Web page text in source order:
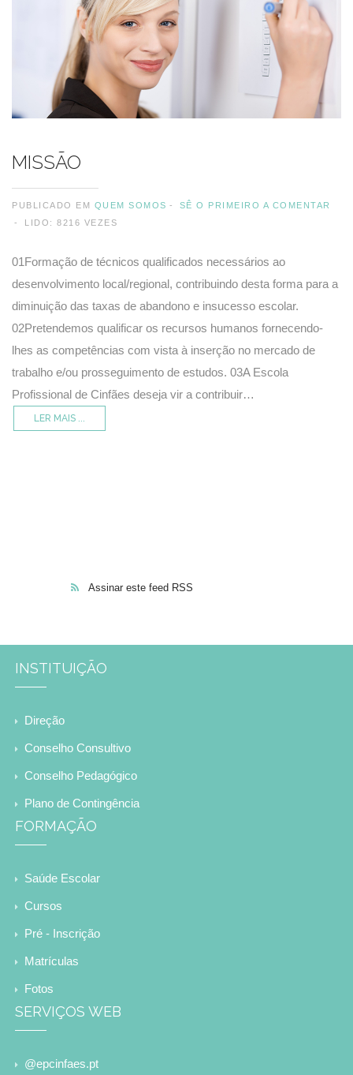
MISSÃO
PUBLICADO EM QUEM SOMOS
SÊ O PRIMEIRO A COMENTAR
LIDO: 8216 VEZES
01Formação de técnicos qualificados necessários ao
desenvolvimento local/regional, contribuindo desta forma para a
diminuição das taxas de abandono e insucesso escolar.
02Pretendemos qualificar os recursos humanos fornecendo-
lhes as competências com vista à inserção no mercado de
trabalho e/ou prosseguimento de estudos. 03A Escola
Profissional de Cinfães deseja vir a contribuir…
LER MAIS ...
Assinar este feed RSS
INSTITUIÇÃO
Direção
Conselho Consultivo
Conselho Pedagógico
Plano de Contingência
FORMAÇÃO
Saúde Escolar
Cursos
Pré - Inscrição
Matrículas
Fotos
SERVIÇOS WEB
@epcinfaes.pt